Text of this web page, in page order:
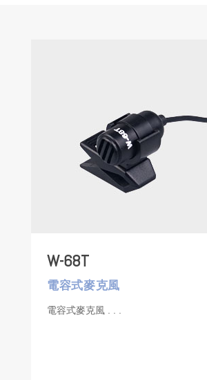
W-68T
電容式麥克風
電容式麥克風